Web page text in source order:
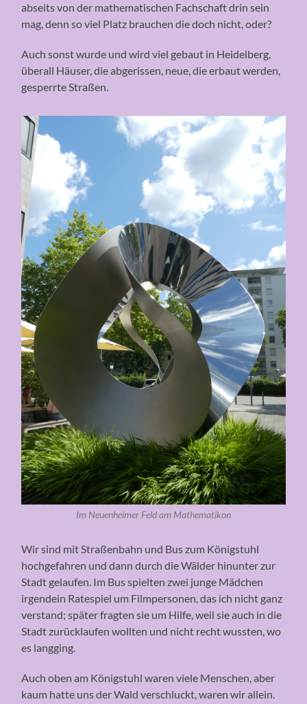
abseits von der mathematischen Fachschaft drin sein
mag, denn so viel Platz brauchen die doch nicht, oder?
Auch sonst wurde und wird viel gebaut in Heidelberg,
überall Häuser, die abgerissen, neue, die erbaut werden,
gesperrte Straßen.
Im Neuenheimer Feld am Mathematikon
Wir sind mit Straßenbahn und Bus zum Königstuhl
hochgefahren und dann durch die Wälder hinunter zur
Stadt gelaufen. Im Bus spielten zwei junge Mädchen
irgendein Ratespiel um Filmpersonen, das ich nicht ganz
verstand; später fragten sie um Hilfe, weil sie auch in die
Stadt zurücklaufen wollten und nicht recht wussten, wo
es langging.
Auch oben am Königstuhl waren viele Menschen, aber
kaum hatte uns der Wald verschluckt, waren wir allein.